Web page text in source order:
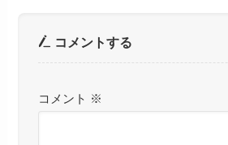
コメントする
コメント ※